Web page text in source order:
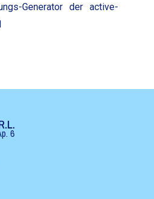
Gen­er­a­tor der active­
6